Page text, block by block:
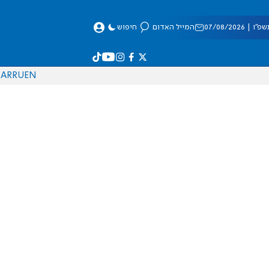
08/2026 המייל האדום חיפוש
EN
RU
AR